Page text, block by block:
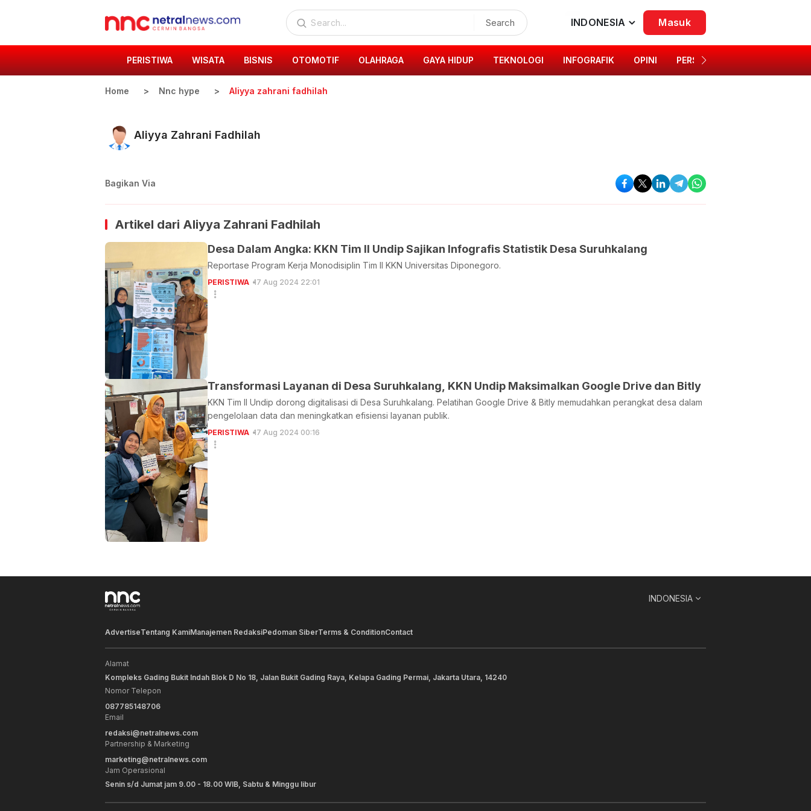
Search INDONESIA Masuk
PERISTIWA WISATA BISNIS OTOMOTIF OLAHRAGA GAYA HIDUP TEKNOLOGI INFOGRAFIK OPINI PERSONA
Home Nnc hype Aliyya zahrani fadhilah
Aliyya Zahrani Fadhilah
Bagikan Via
Artikel dari Aliyya Zahrani Fadhilah
Desa Dalam Angka: KKN Tim II Undip Sajikan Infografis Statistik Desa Suruhkalang
Reportase Program Kerja Monodisiplin Tim II KKN Universitas Diponegoro.
PERISTIWA 17 Aug 2024 22:01
Transformasi Layanan di Desa Suruhkalang, KKN Undip Maksimalkan Google Drive dan Bitly
KKN Tim II Undip dorong digitalisasi di Desa Suruhkalang. Pelatihan Google Drive & Bitly memudahkan perangkat desa dalam
pengelolaan data dan meningkatkan efisiensi layanan publik.
PERISTIWA 17 Aug 2024 00:16
INDONESIA
AdvertiseTentang KamiManajemen RedaksiPedoman SiberTerms & ConditionContact
Alamat
Kompleks Gading Bukit Indah Blok D No 18, Jalan Bukit Gading Raya, Kelapa Gading Permai, Jakarta Utara, 14240
Nomor Telepon
087785148706
Email
redaksi@netralnews.com
Partnership & Marketing
marketing@netralnews.com
Jam Operasional
Senin s/d Jumat jam 9.00 - 18.00 WIB, Sabtu & Minggu libur